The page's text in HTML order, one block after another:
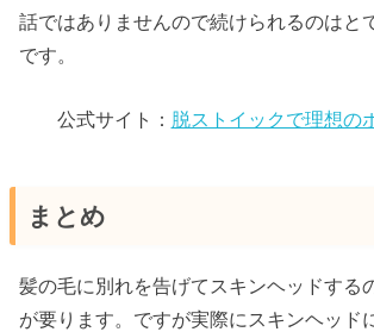
話ではありませんので続けられるのはと
です。
公式サイト： 脱ストイックで理想の
まとめ
髪の毛に別れを告げてスキンヘッドする
が要ります。ですが実際にスキンヘッド